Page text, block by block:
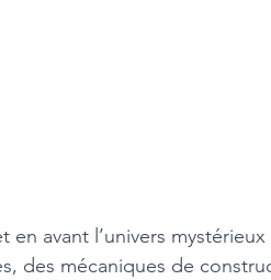
en avant l’univers
des mécaniques de